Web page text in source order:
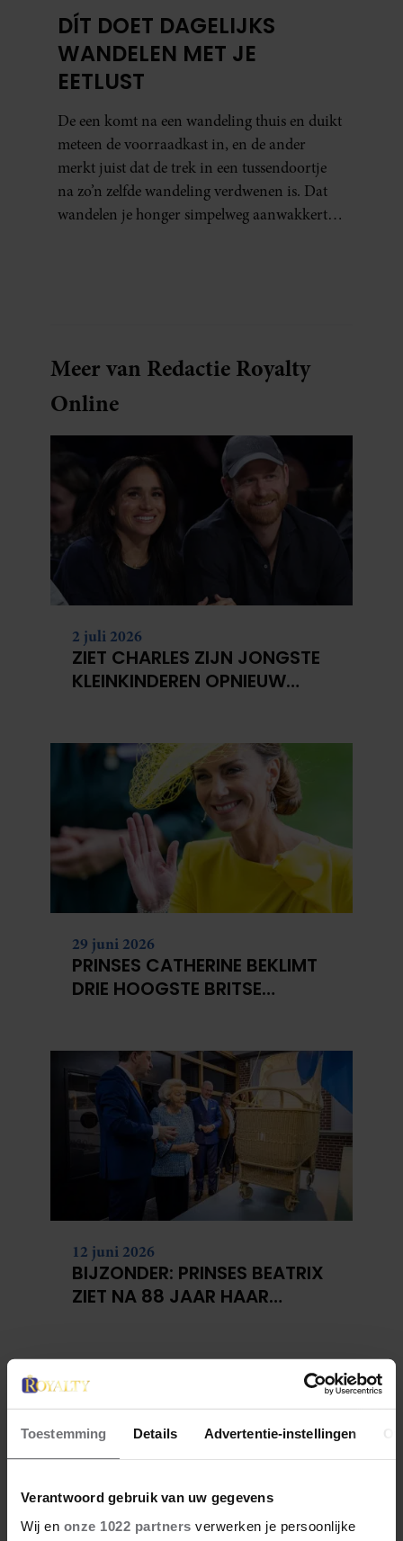
Toestemming Details Advertentie-instellingen
Verantwoord gebruik van uw gegevens
Wij en onze 1022 partners verwerken je persoonlijke
DÍT DOET DAGELIJKS
WANDELEN MET JE
EETLUST
De een komt na een wandeling thuis en duikt
meteen de voorraadkast in, en de ander
merkt juist dat de trek in een tussendoortje
na zo’n zelfde wandeling verdwenen is. Dat
wandelen je honger simpelweg aanwakkert,
Meer van Redactie Royalty
Online
2 juli 2026
ZIET CHARLES ZIJN JONGSTE
KLEINKINDEREN OPNIEUW
29 juni 2026
PRINSES CATHERINE BEKLIMT
DRIE HOOGSTE BRITSE
12 juni 2026
BIJZONDER: PRINSES BEATRIX
ZIET NA 88 JAAR HAAR